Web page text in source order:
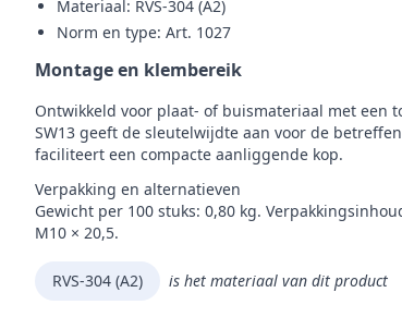
Materiaal: RVS‑304 (A2)
Norm en type: Art. 1027
Montage en klembereik
Ontwikkeld voor plaat- of buismateriaal met een
SW13 geeft de sleutelwijdte aan voor de
faciliteert een compacte aanliggende kop.
Verpakking en alternatieven
Gewicht per 100 stuks: 0,80 kg.
M10 × 20,5.
RVS-304 (A2) is het materiaal van dit product